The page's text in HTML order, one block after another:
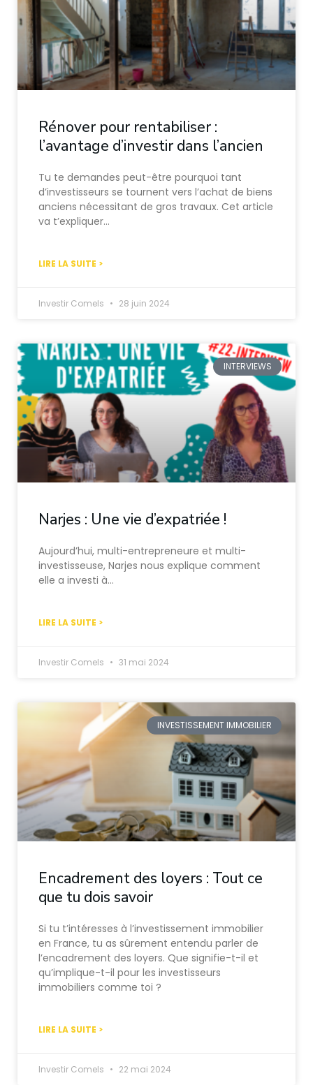
Rénover pour rentabiliser :
l’avantage d’investir dans l’ancien
Tu te demandes peut-être pourquoi tant
d’investisseurs se tournent vers l’achat de biens
anciens nécessitant de gros travaux. Cet article
va t’expliquer…
LIRE LA SUITE >
Investir Comels 28 juin 2024
INTERVIEWS
Narjes : Une vie d’expatriée !
Aujourd’hui, multi-entrepreneure et multi-
investisseuse, Narjes nous explique comment
elle a investi à…
LIRE LA SUITE >
Investir Comels 31 mai 2024
INVESTISSEMENT IMMOBILIER
Encadrement des loyers : Tout ce
que tu dois savoir
Si tu t’intéresses à l’investissement immobilier
en France, tu as sûrement entendu parler de
l’encadrement des loyers. Que signifie-t-il et
qu’implique-t-il pour les investisseurs
immobiliers comme toi ?
LIRE LA SUITE >
Investir Comels 22 mai 2024